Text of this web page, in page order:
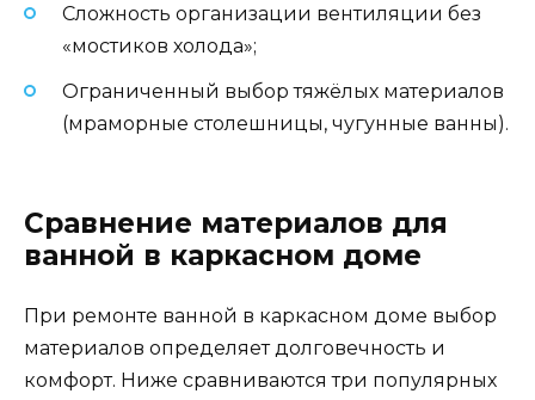
Сложность организации вентиляции без
«мостиков холода»;
Ограниченный выбор тяжёлых материалов
(мраморные столешницы, чугунные ванны).
Сравнение материалов для
ванной в каркасном доме
При ремонте ванной в каркасном доме выбор
материалов определяет долговечность и
комфорт. Ниже сравниваются три популярных